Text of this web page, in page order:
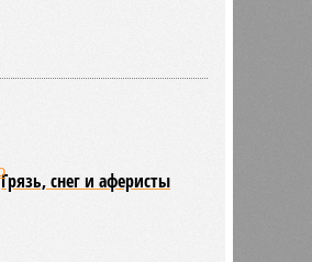
Грязь, снег и аферисты